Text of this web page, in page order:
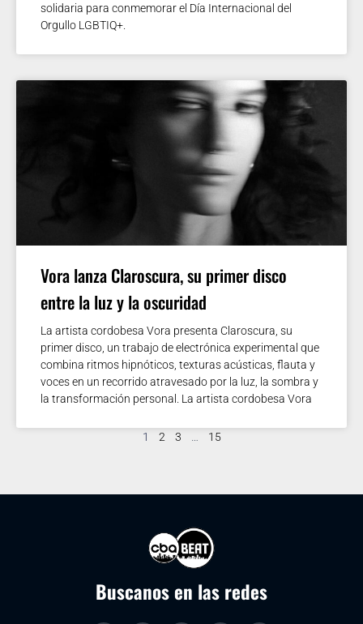
solidaria para conmemorar el Día Internacional del
Orgullo LGBTIQ+.
Vora lanza Claroscura, su primer disco
entre la luz y la oscuridad
La artista cordobesa Vora presenta Claroscura, su
primer disco, un trabajo de electrónica experimental que
combina ritmos hipnóticos, texturas acústicas, flauta y
voces en un recorrido atravesado por la luz, la sombra y
la transformación personal. La artista cordobesa Vora
1 2 3 15
Buscanos en las redes